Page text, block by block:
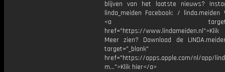
blijven van het laatste nieuws?
linda_meiden Facebook: / linda.meiden
<a
href="https://
Meer zien? Download de
target="_blank"
href="https://apps.apple.com/nl/app/
m...">Klik hier</a>